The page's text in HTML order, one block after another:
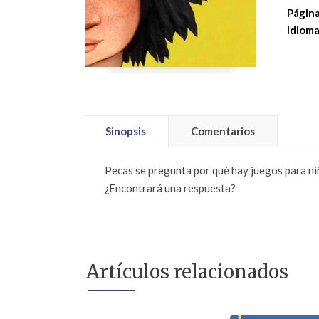
Sinopsis Comentarios
Pecas se pregunta por qué hay juegos para
¿Encontrará una respuesta?
Artículos relacionados